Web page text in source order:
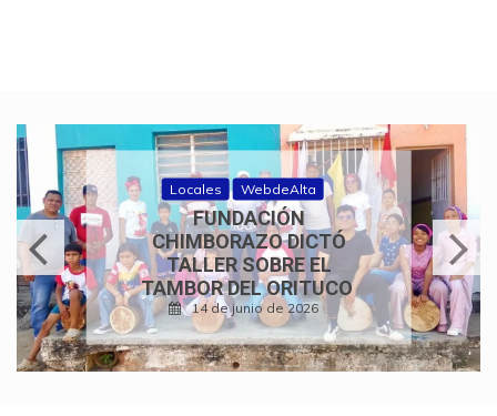
Historias de fe WebdeAlta
350 AÑOS DE FE Y
TRADICIÓN: CONCIERTO
DE COROS
PARROQUIALES
24 de mayo de 2026